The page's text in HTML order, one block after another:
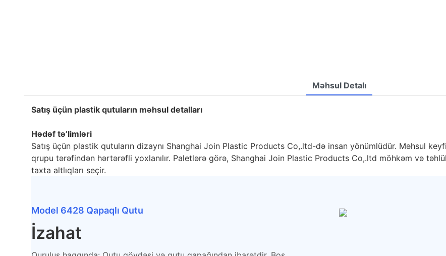
Məhsul Detalı
Satış üçün plastik qutuların məhsul detalları
Hədəf tə’limləri
Satış üçün plastik qutuların dizaynı Shanghai Join Plastic Products Co,.ltd-də insan yönümlüdür. Məhsul
qrupu tərəfindən hərtərəfli yoxlanılır. Paletlərə görə, Shanghai Join Plastic Products Co,.ltd möhkəm və
taxta altlıqları seçir.
Model 6428 Qapaqlı Qutu
İzahat